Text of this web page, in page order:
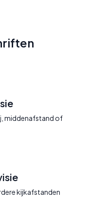
middenafstand of
kijkafstanden